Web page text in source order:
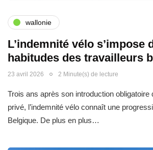
wallonie
L’indemnité vélo s’impose
habitudes des travailleurs
23 avril 2026 2 Minute(s) de lecture
Trois ans après son introduction obligatoire
privé, l’indemnité vélo connaît une
Belgique. De plus en plus…